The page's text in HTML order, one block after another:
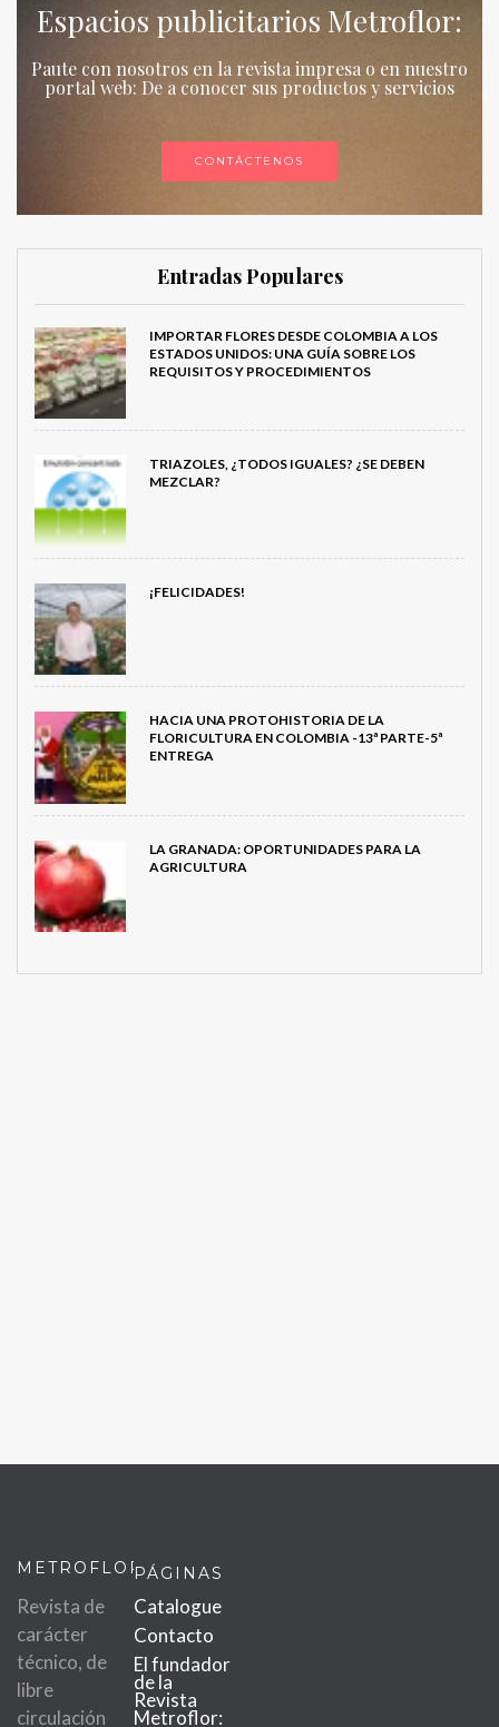
Espacios publicitarios Metroflor:
Paute con nosotros en la revista impresa o en nuestro
portal web: De a conocer sus productos y servicios
CONTÁCTENOS
Entradas Populares
IMPORTAR FLORES DESDE COLOMBIA A LOS
ESTADOS UNIDOS: UNA GUÍA SOBRE LOS
REQUISITOS Y PROCEDIMIENTOS
TRIAZOLES, ¿TODOS IGUALES? ¿SE DEBEN
MEZCLAR?
¡FELICIDADES!
HACIA UNA PROTOHISTORIA DE LA
FLORICULTURA EN COLOMBIA -13ª PARTE-5ª
ENTREGA
LA GRANADA: OPORTUNIDADES PARA LA
AGRICULTURA
METROFLOR
Revista de
carácter
técnico, de
libre
circulación
PÁGINAS
Catalogue
Contacto
El fundador
de la
Revista
Metroflor: